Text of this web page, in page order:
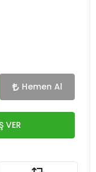
Hemen Al
VER